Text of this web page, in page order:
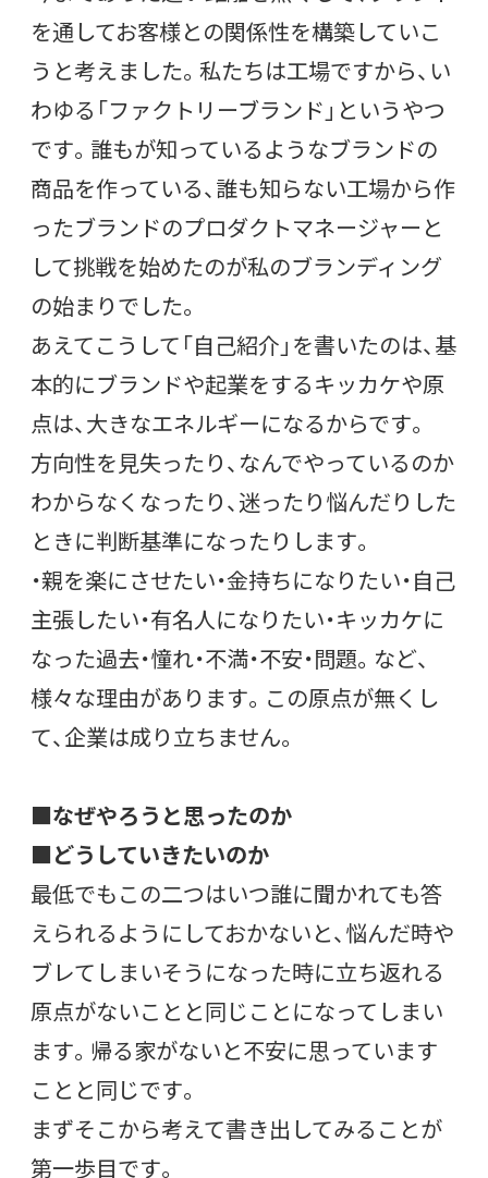
を通してお客様との関係性を構築していこ
うと考えました。私たちは工場ですから、い
わゆる「ファクトリーブランド」というやつ
です。誰もが知っているようなブランドの
商品を作っている、誰も知らない工場から作
ったブランドのプロダクトマネージャーと
して挑戦を始めたのが私のブランディング
の始まりでした。
あえてこうして「自己紹介」を書いたのは、基
本的にブランドや起業をするキッカケや原
点は、大きなエネルギーになるからです。
方向性を見失ったり、なんでやっているのか
わからなくなったり、迷ったり悩んだりした
ときに判断基準になったりします。
・親を楽にさせたい・金持ちになりたい・自己
主張したい・有名人になりたい・キッカケに
なった過去・憧れ・不満・不安・問題。など、
様々な理由があります。この原点が無くし
て、企業は成り立ちません。
■なぜやろうと思ったのか
■どうしていきたいのか
最低でもこの二つはいつ誰に聞かれても答
えられるようにしておかないと、悩んだ時や
ブレてしまいそうになった時に立ち返れる
原点がないことと同じことになってしまい
ます。帰る家がないと不安に思っています
ことと同じです。
まずそこから考えて書き出してみることが
第一歩目です。